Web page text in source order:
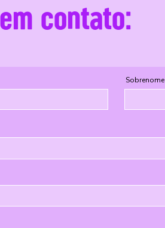
contato:
Sobrenome